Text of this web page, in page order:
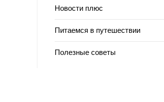
Новости плюс
Питаемся в путешествии
Полезные советы